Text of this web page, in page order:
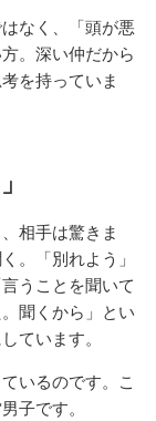
なく、「頭が悪
。深い仲だから
を持っていま
相手は驚きま
。「別れよう」
うことを聞いて
聞くから」とい
ています。
いるのです。こ
子です。